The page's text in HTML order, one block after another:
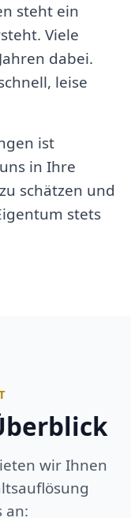
steht ein
Viele
dabei.
leise
ist
in Ihre
schätzen und
stets
wir Ihnen
an: